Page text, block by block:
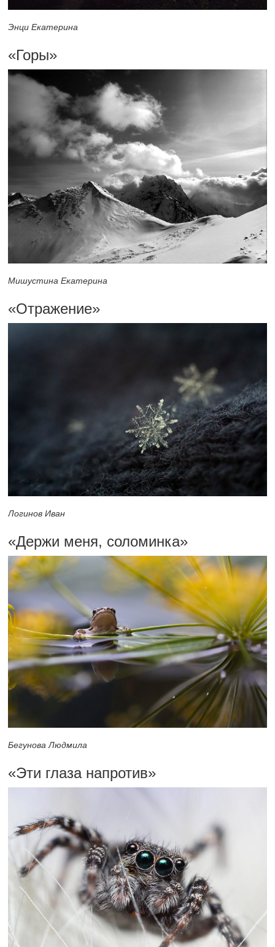
Энци Екатерина
«Горы»
Мишустина Екатерина
«Отражение»
Логинов Иван
«Держи меня, соломинка»
Бегунова Людмила
«Эти глаза напротив»